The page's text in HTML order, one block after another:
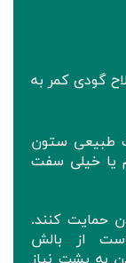
گودی کمر به
طبیعی ستون
یا خیلی سفت
حمایت کنند.
از بالش